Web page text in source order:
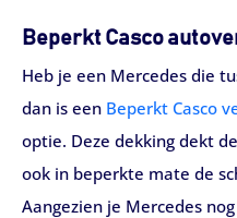
Beperkt Casco
Heb je een Mercedes die
dan is een Beperkt Casco
optie. Deze dekking dekt
ook in beperkte mate de
Aangezien je Mercedes